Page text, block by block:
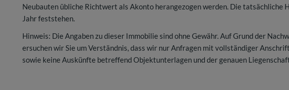
Neubauten übliche Richtwert als Akonto herangezogen werden. Die tatsächliche
Jahr feststehen.
Hinweis: Die Angaben zu dieser Immobilie sind ohne Gewähr. Auf Grund der
ersuchen wir Sie um Verständnis, dass wir nur Anfragen mit vollständiger
sowie keine Auskünfte betreffend Objektunterlagen und der genauen